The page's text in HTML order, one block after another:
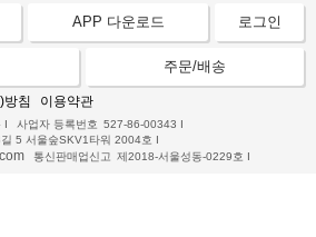
APP 다운로드 로그인
주문/배송
침 이용약관
I 사업자 등록번호 527-86-00343 I
5 서울숲SKV1타워 2004호 I
통신판매업신고 제2018-서울성동-0229호 I